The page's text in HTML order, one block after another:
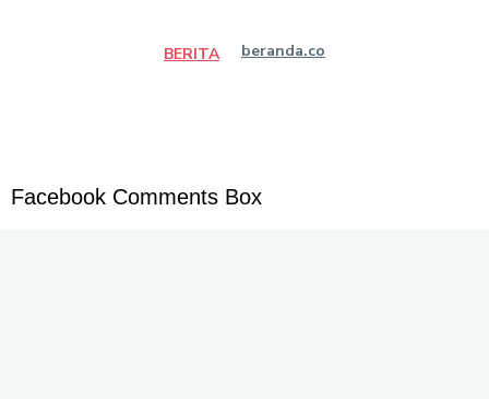
BERITA beranda.co
Facebook Comments Box